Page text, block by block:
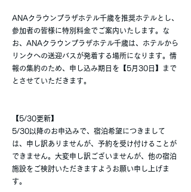
ANAクラウンプラザホテル千歳を推奨ホテルとし、
参加者の皆様に特別料金でご案内いたします。な
お、ANAクラウンプラザホテル千歳は、ホテルから
リンクへの送迎バスが発着する場所になります。情
報の集約のため、申し込み期日を【5月30日】まで
とさせていただきます。
【5/30更新】
5/30以降のお申込みで、宿泊希望につきまして
は、申し訳ありませんが、予約を受け付けることが
できません。大変申し訳ございませんが、他の宿泊
施設をご検討いただきますようお願い申し上げま
す。